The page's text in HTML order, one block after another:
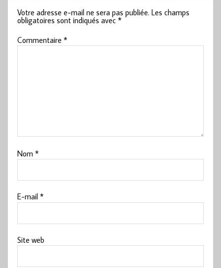
Votre adresse e-mail ne sera pas publiée. Les champs
obligatoires sont indiqués avec*
Commentaire*
Nom*
E-mail*
Site web